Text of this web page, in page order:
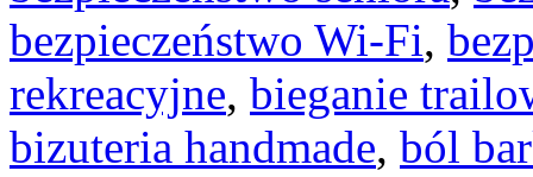
bezpieczeństwo Wi-Fi,
rekreacyjne, bieganie
bizuteria handmade, ból